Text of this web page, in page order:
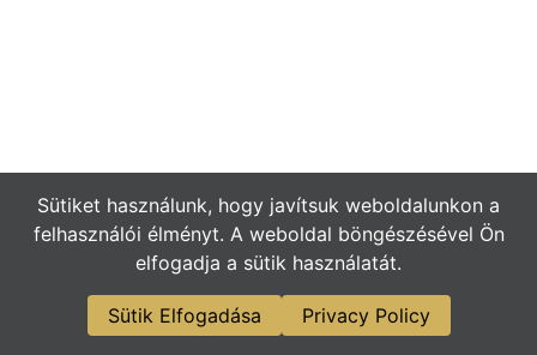
Sütiket használunk, hogy javítsuk weboldalunkon a
felhasználói élményt. A weboldal böngészésével Ön
elfogadja a sütik használatát.
Sütik Elfogadása Privacy Policy